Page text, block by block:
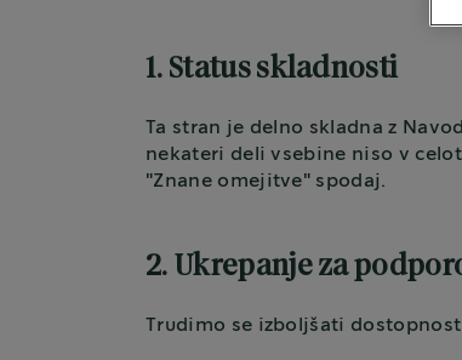
1. Status skladnosti
Ta stran je delno skladna z
nekateri deli vsebine niso v
"Znane omejitve" spodaj.
2. Ukrepanje za
Trudimo se izboljšati